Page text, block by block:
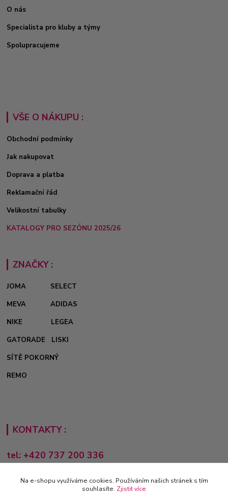
O nás
Specialista pro kluby a týmy
Spolupracujeme
VŠE O NÁKUPU :
Obchodní podmínky
Jak nakupovat
Doprava a platba
Reklamační řád
Velikostní tabulky
KATALOGY PRO SEZÓNU 2025/26
ZNAČKY :
JOMA
SELECT
MEVA
ADIDAS
NIKE
LEGEA
GATORADE
LISKI
SÍTĚ POKORNÝ
REMO
KONTAKTY :
tel: +420 737 200 336
Pondělí-Pátek: 8 - 17 hodin
obchod@e-sporting.cz
Na e-shopu využíváme cookies. Používáním našich stránek s tím
souhlasíte. Zjistit více